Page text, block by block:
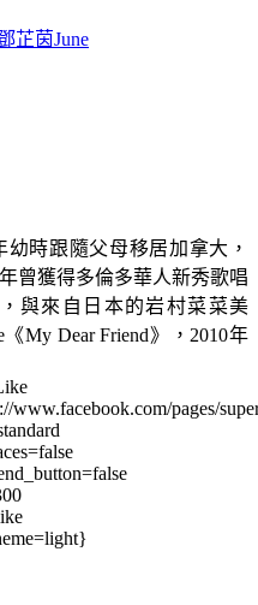
芷茵June
幼時跟隨父母移居加拿大，
曾獲得多倫多華人新秀歌唱
與來自日本的岩村菜菜美
《My Dear Friend》，2010年
www.facebook.com/pages/